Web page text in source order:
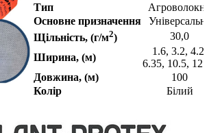
Тип
Основне призначення
Щільність, (г/м2)
30,0
Ширина, (м)
1.6, 3.2, 4.2,
6.35, 10.5,
Довжина, (м)
100
Колір
Білий